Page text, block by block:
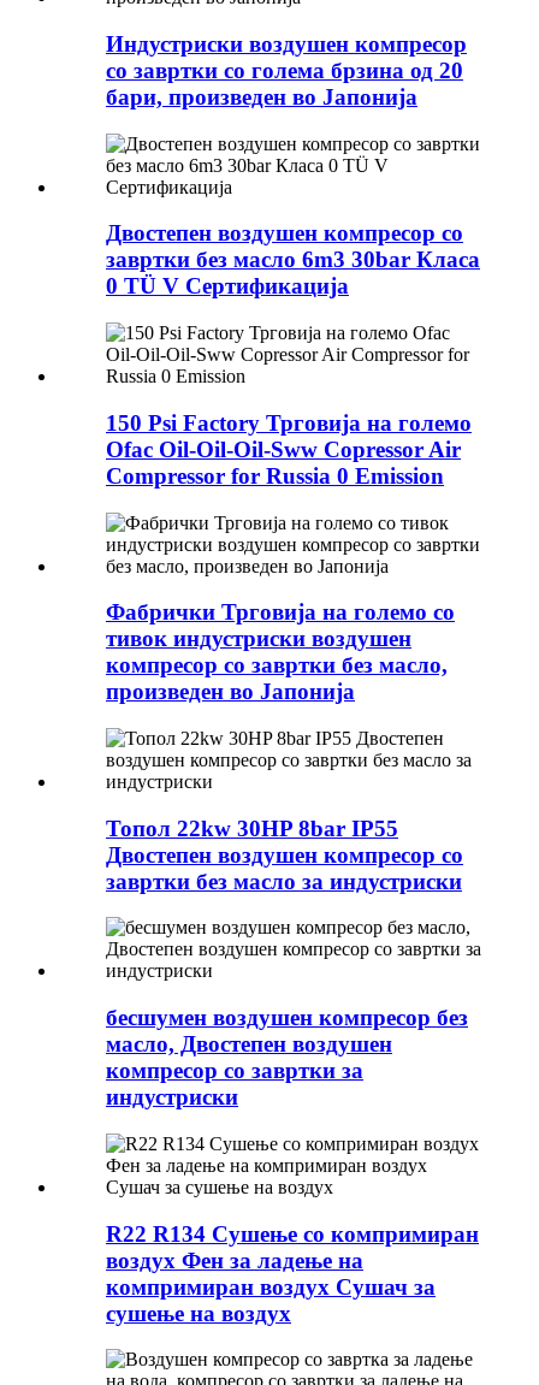
Индустриски воздушен компресор
со завртки со голема брзина од 20
бари, произведен во Јапонија
Двостепен воздушен компресор со
завртки без масло 6m3 30bar Класа
0 TÜ V Сертификација
150 Psi Factory Трговија на големо
Ofac Oil-Oil-Oil-Sww Copressor Air
Compressor for Russia 0 Emission
Фабрички Трговија на големо со
тивок индустриски воздушен
компресор со завртки без масло,
произведен во Јапонија
Топол 22kw 30HP 8bar IP55
Двостепен воздушен компресор со
завртки без масло за индустриски
бесшумен воздушен компресор без
масло, Двостепен воздушен
компресор со завртки за
индустриски
R22 R134 Сушење со компримиран
воздух Фен за ладење на
компримиран воздух Сушач за
сушење на воздух